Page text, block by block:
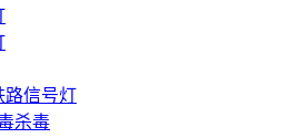
路信号灯
杀毒